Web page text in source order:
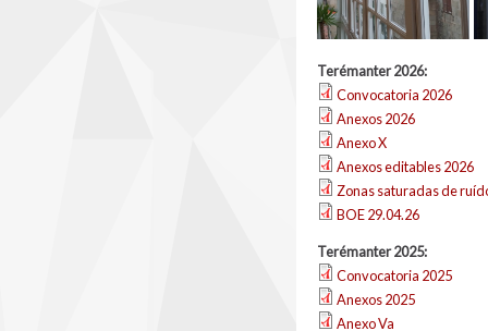
Terémanter 2026:
Convocatoria 2026
Anexos 2026
Anexo X
Anexos editables 2026
Zonas saturadas de
BOE 29.04.26
Terémanter 2025:
Convocatoria 2025
Anexos 2025
Anexo Va